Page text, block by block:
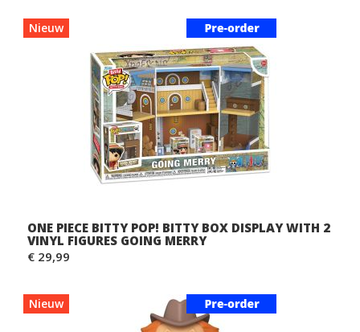
Nieuw
ONE PIECE BITTY POP! BITTY BOX DISPLAY WITH 2
VINYL FIGURES GOING MERRY
€ 29,99
Nieuw